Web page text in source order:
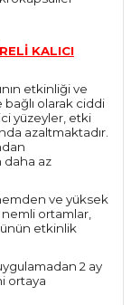
KALICI
etkinliği ve
bağlı olarak ciddi
yüzeyler, etki
azaltmaktadır.
daha az
ve yüksek
nemli ortamlar,
etkinlik
2 ay
ortaya